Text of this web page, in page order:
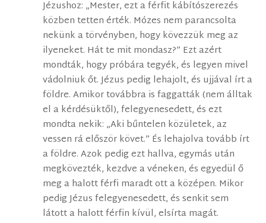
Jézushoz: „Mester, ezt a férfit kábítószerezés
közben tetten érték. Mózes nem parancsolta
nekünk a törvényben, hogy kövezzük meg az
ilyeneket. Hát te mit mondasz?” Ezt azért
mondták, hogy próbára tegyék, és legyen mivel
vádolniuk őt. Jézus pedig lehajolt, és ujjával írt a
földre. Amikor továbbra is faggatták (nem álltak
el a kérdésüktől), felegyenesedett, és ezt
mondta nekik: „Aki bűntelen közületek, az
vessen rá először követ.” És lehajolva tovább írt
a földre. Azok pedig ezt hallva, egymás után
megkövezték, kezdve a véneken, és egyedül ő
meg a halott férfi maradt ott a középen. Mikor
pedig Jézus felegyenesedett, és senkit sem
látott a halott férfin kívül, elsírta magát.